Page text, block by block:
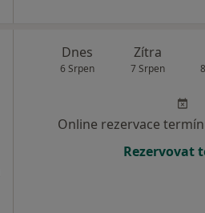
Dnes
6 Srpen
Zítra
7 Srpen
Online rezervace
Rezervovat